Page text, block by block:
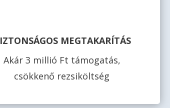
MEGTAKARÍTÁS
Akár 3 millió Ft támogatás,
csökkenő rezsiköltség